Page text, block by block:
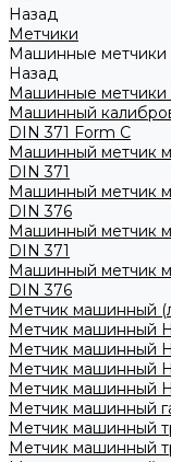
Назад
Метчики
Машинные метчики
Назад
Машинные метчики
Машинный
DIN 371 Form C
Машинный метчик
DIN 371
Машинный метчик
DIN 376
Машинный метчик
DIN 371
Машинный метчик
DIN 376
Метчик машинный
Метчик машинный
Метчик машинный
Метчик машинный
Метчик машинный
Метчик машинный
Метчик машинный
Метчик машинный